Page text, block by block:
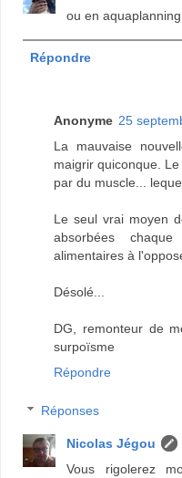
ou en aquaplanning
Répondre
Anonyme 25
La mauvaise
maigrir quiconque.
par du muscle...
Le seul vrai moyen
absorbées
alimentaires à
Désolé...
DG, remonteur de
surpoïsme
Répondre
Réponses
Nicolas Jégou
Vous rigolerez